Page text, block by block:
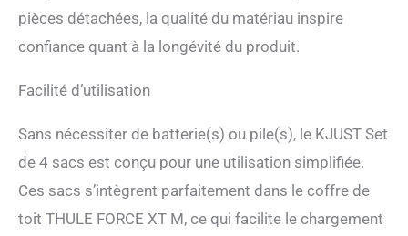
pièces détachées, la qualité du matériau inspire
confiance quant à la longévité du produit.
Facilité d’utilisation
Sans nécessiter de batterie(s) ou pile(s), le KJUST Set
de 4 sacs est conçu pour une utilisation simplifiée.
Ces sacs s’intègrent parfaitement dans le coffre de
toit THULE FORCE XT M, ce qui facilite le chargement